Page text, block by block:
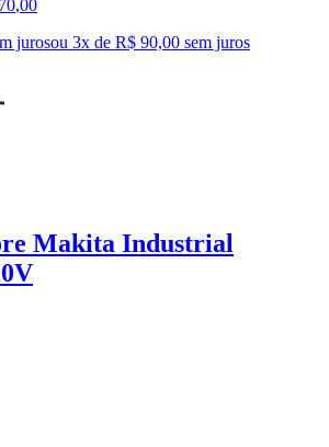
,00
jurosou 3x de R$ 90,00 sem juros
Makita Industrial